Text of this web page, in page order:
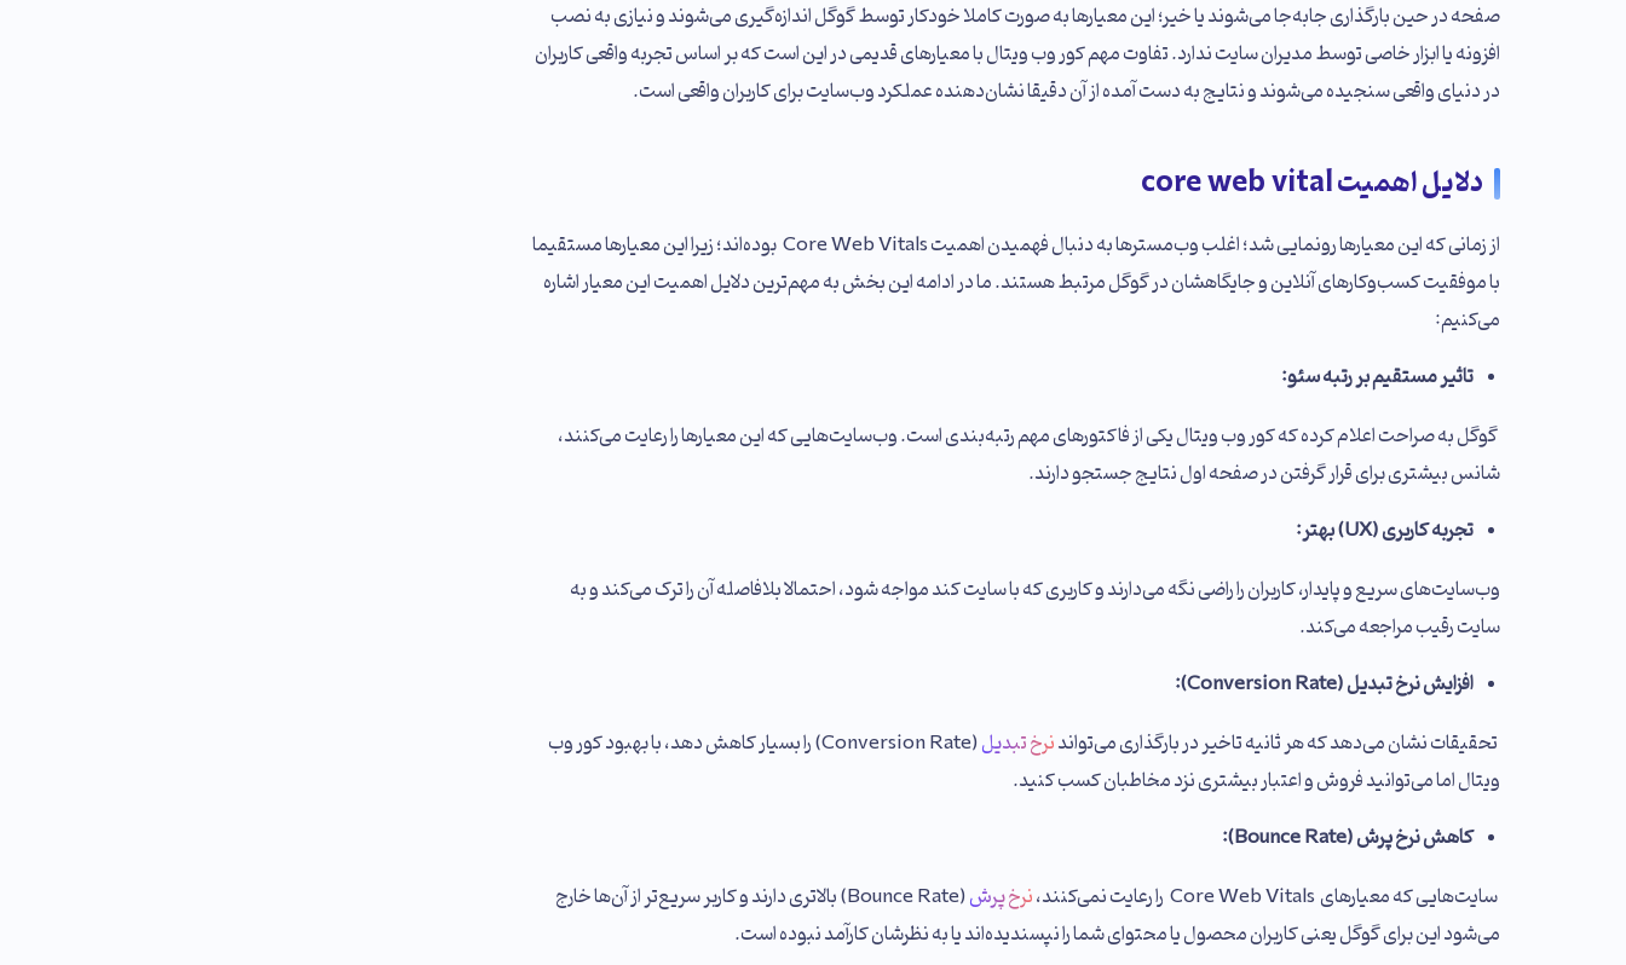
صفحه در حین بارگذاری جابه‌جا می‌شوند یا خیر؛ این معیارها به صورت کاملا خودکار توسط گوگل اندازه‌گیری می‌شوند و نیازی به نصب
افزونه یا ابزار خاصی توسط مدیران سایت ندارد. تفاوت مهم کور وب ویتال با معیارهای قدیمی در این است که بر اساس تجربه واقعی کاربران
در دنیای واقعی سنجیده می‌شوند و نتایج به دست آمده از آن دقیقا نشان‌دهنده عملکرد وب‌سایت برای کاربران واقعی است.
دلایل اهمیت core web vital
از زمانی که این معیارها رونمایی شد؛ اغلب وب‌مسترها به دنبال فهمیدن اهمیت Core Web Vitals بوده‌اند؛ زیرا این معیارها مستقیما
با موفقیت کسب‌وکارهای آنلاین و جایگاهشان در گوگل مرتبط هستند. ما در ادامه این بخش به مهم‌ترین دلایل اهمیت این معیار اشاره
می‌کنیم:
تاثیر مستقیم بر رتبه سئو:
گوگل به صراحت اعلام کرده که کور وب ویتال یکی از فاکتورهای مهم رتبه‌بندی است. وب‌سایت‌هایی که این معیارها را رعایت می‌کنند،
شانس بیشتری برای قرار گرفتن در صفحه اول نتایج جستجو دارند.
تجربه کاربری(UX) بهتر:
وب‌سایت‌های سریع و پایدار، کاربران را راضی نگه می‌دارند و کاربری که با سایت کند مواجه شود، احتمالا بلافاصله آن را ترک می‌کند و به
سایت رقیب مراجعه می‌کند.
افزایش نرخ تبدیل(Conversion Rate)
:
تحقیقات نشان می‌دهد که هر ثانیه تاخیر در بارگذاری می‌تواندنرخ تبدیل
(Conversion Rate) را بسیار کاهش دهد، با بهبود کور وب
ویتال اما می‌توانید فروش و اعتبار بیشتری نزد مخاطبان کسب کنید.
کاهش نرخ پرش(Bounce Rate)
:
سایت‌هایی که معیارهای Core Web Vitals را رعایت نمی‌کنند، نرخ پرش
(Bounce Rate) بالاتری دارند و کاربر سریع‌تر از آن‌ها خارج
می‌شود این برای گوگل یعنی کاربران محصول یا محتوای شما را نپسندیده‌اند یا به نظرشان کارآمد نبوده است.